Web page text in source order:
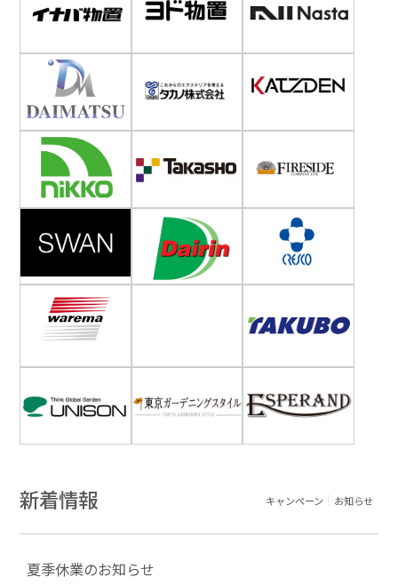
新着情報 キャンペーン お知らせ
夏季休業のお知らせ